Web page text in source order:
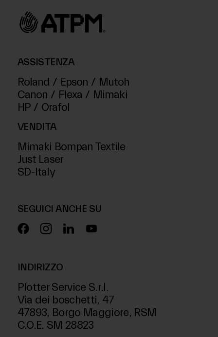
ASSISTENZA
Roland / Epson / Mutoh
Canon / Flexa / Mimaki
HP / Orafol
VENDITA
Mimaki Bompan Textile
Just Laser
SD-Italy
SEGUICI ANCHE SU
INDIRIZZO
Plotter Service S.r.l.
Via dei boschetti, 47
47893, Borgo Maggiore, RSM
C.O.E. SM 28823